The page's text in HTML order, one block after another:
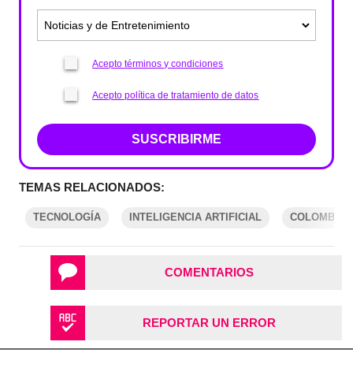
Acepto términos y condiciones
Acepto política de tratamiento de datos
SUSCRIBIRME
TEMAS RELACIONADOS:
TECNOLOGÍA INTELIGENCIA ARTIFICIAL COLOMBIA
COMENTARIOS
REPORTAR UN ERROR